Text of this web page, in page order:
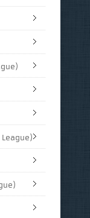
League)